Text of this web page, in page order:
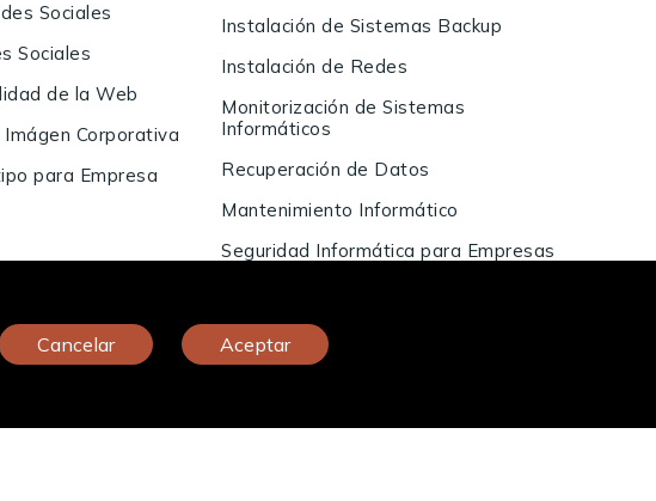
Sociales
Sociales
de la Web
Corporativa
para Empresa
Instalación de Sistemas Backup
Instalación de Redes
Monitorización de Sistemas
Informáticos
Recuperación de Datos
Mantenimiento Informático
Seguridad Informática para Empresas
Cancelar Aceptar